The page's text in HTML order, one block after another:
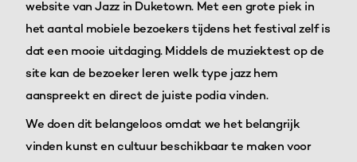
website van Jazz in Duketown. Met een grote piek in
het aantal mobiele bezoekers tijdens het festival zelf is
dat een mooie uitdaging. Middels de muziektest op de
site kan de bezoeker leren welk type jazz hem
aanspreekt en direct de juiste podia vinden.
We doen dit belangeloos omdat we het belangrijk
vinden kunst en cultuur beschikbaar te maken voor